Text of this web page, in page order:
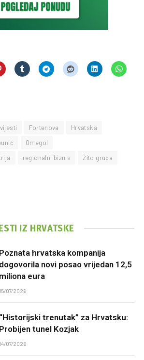
Fortenova
Hrvatska
Omegol
regionalni biznis
Žito grupa
IZ HRVATSKE
Poznata hrvatska kompanija
dogovorila novi posao vrijedan 12,5
miliona eura
15/07/2026
“Historijski trenutak” za Hrvatsku:
Probijen tunel Kozjak
14/07/2026